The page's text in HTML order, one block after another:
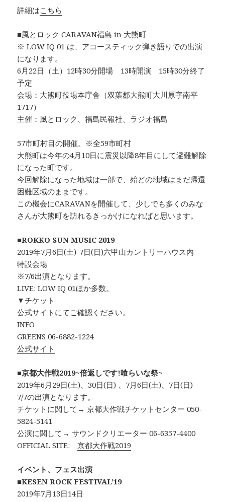
詳細はこちら
■風とロック CARAVAN福島 in 大熊町
※ LOW IQ 01 は、アコースティック弾き語りでの出演
になります。
6月22日（土）12時30分開場 13時開演 15時30分終了
予定
会場：大熊町役場本庁舎（双葉郡大熊町大川原字南平
1717）
主催：風とロック、福島民報社、ラジオ福島
57市町村目の開催。※全59市町村
大熊町は今年の4月10日に震災以降8年目にして避難解除
になった町です。
今回解除になった地域は一部で、殆どの地域はまだ帰還
困難区域のままです。
この機会にCARAVANを開催して、少しでも多くのみな
さんが大熊町を訪れるきっかけになればと思います。
■ROKKO SUN MUSIC 2019
2019年7月6日(土)-7日(日)六甲山カントリーハウス内
特設会場
※7/6出演となります。
LIVE: LOW IQ 01ほか多数。
▼チケット
公式サイトにてご確認ください。
INFO
GREENS 06-6882-1224
公式サイト
■京都大作戦2019~倍返しです!喰らいな祭~
2019年6月29日(土)、30日(日) 、7月6日(土)、7日(日)
7/7の出演となります。
チケットに関して→ 京都大作戦チケットセンター 050-
5824-5141
公演に関して→ サウンドクリエーター 06-6357-4400
OFFICIAL SITE:京都大作戦2019
イベント、フェス出演
■KESEN ROCK FESTIVAL’19
2019年7月13日14日